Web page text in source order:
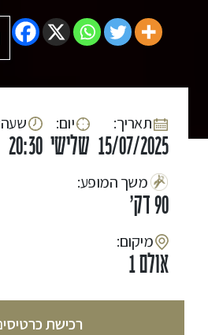
:תאריך
15/07/2025
:יום
שלישי
:שעה
20:30
:משך המופע
90 דק'
:מיקום
אולם 1
רכישת